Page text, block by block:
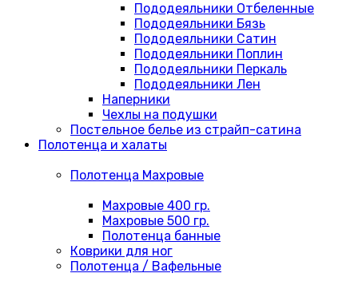
Пододеяльники Отбеленные
Пододеяльники Бязь
Пододеяльники Сатин
Пододеяльники Поплин
Пододеяльники Перкаль
Пододеяльники Лен
Наперники
Чехлы на подушки
Постельное белье из страйп-сатина
Полотенца и халаты
Полотенца Махровые
Махровые 400 гр.
Махровые 500 гр.
Полотенца банные
Коврики для ног
Полотенца / Вафельные